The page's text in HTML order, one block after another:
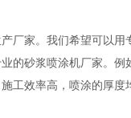
厂家。我们希望可以用
的砂浆喷涂机厂家。例
工效率高，喷涂的厚度